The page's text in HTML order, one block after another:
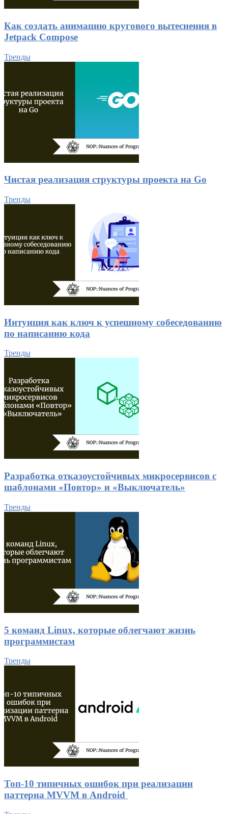
Как создать анимацию кругового вытеснения в
Jetpack Compose
Тренды
Чистая реализация структуры проекта на Go
Тренды
Интуиция как ключ к успешному собеседованию
по написанию кода
Тренды
Разработка отказоустойчивых микросервисов с
шаблонами «Повтор» и «Выключатель»
Тренды
5 команд Linux, которые облегчают жизнь
программистам
Тренды
Топ-10 типичных ошибок при реализации
паттерна MVVM в Android